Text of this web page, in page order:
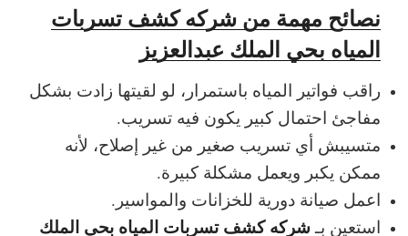
نصائح مهمة من شركه كشف تسربات
المياه بحي الملك عبدالعزيز
راقب فواتير المياه باستمرار، لو لقيتها زادت بشكل
مفاجئ احتمال كبير يكون فيه تسريب.
متسيبش أي تسريب صغير من غير إصلاح، لأنه
ممكن يكبر ويعمل مشكلة كبيرة.
اعمل صيانة دورية للخزانات والمواسير.
استعين بـ شركه كشف تسربات المياه بحي الملك